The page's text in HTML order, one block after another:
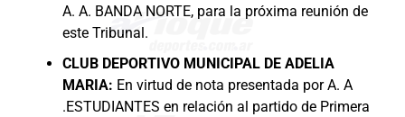
A. A. BANDA NORTE, para la próxima reunión de
este Tribunal.
CLUB DEPORTIVO MUNICIPAL DE ADELIA
MARIA: En virtud de nota presentada por A. A
.ESTUDIANTES en relación al partido de Primera